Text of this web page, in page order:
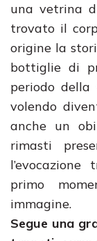
una vetrina
trovato il
origine la
bottiglie di
periodo
volendo
anche un
rimasti
primo
immagine.
Segue una